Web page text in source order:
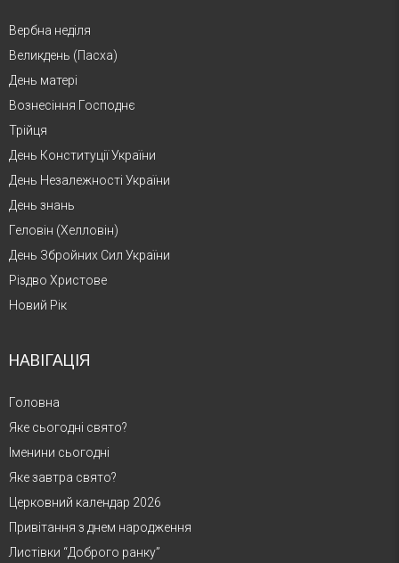
Вербна неділя
Великдень (Пасха)
День матері
Вознесіння Господнє
Трійця
День Конституції України
День Незалежності України
День знань
Геловін (Хелловін)
День Збройних Сил України
Різдво Христове
Новий Рік
НАВІГАЦІЯ
Головна
Яке сьогодні свято?
Іменини сьогодні
Яке завтра свято?
Церковний календар 2026
Привітання з днем народження
Листівки “Доброго ранку”